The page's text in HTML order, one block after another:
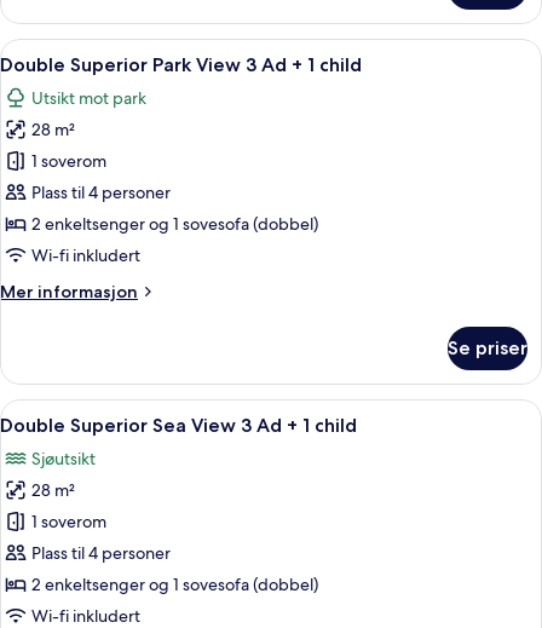
Superior
Park
View
Adults
Åpne
alle
bildene
av
Double
Superior
Park
View
Ad
child
4
Double Superior Park View 3 Ad + 1 child
Utsikt mot park
28 m²
1 soverom
Plass til 4 personer
2 enkeltsenger og 1 sovesofa (dobbel)
Wi-fi inkludert
Mer informasjon
Mer
Superior
Park
View
Ad
+
child
Se priser
Åpne
alle
bildene
av
Double
Superior
Sea
View
Skrivebord, lydisolert, wi-fi
6
Double Superior Sea View 3 Ad + 1 child
Sjøutsikt
28 m²
1 soverom
Plass til 4 personer
2 enkeltsenger og 1 sovesofa (dobbel)
Wi-fi inkludert